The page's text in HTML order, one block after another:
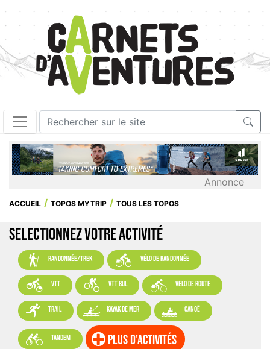
Annonce
ACCUEIL TOPOS MYTRIP TOUS LES TOPOS
SELECTIONNEZ VOTRE ACTIVITÉ
 randonnée/trek  vélo de randonnée
 VTT  VTT BUL  vélo de route
 trail  kayak de mer  canoë
 tandem plus d'activités